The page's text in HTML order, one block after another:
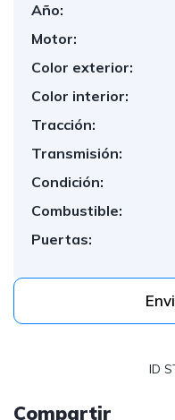
Año:
Motor:
Color exterior:
Color interior:
Tracción:
Transmisión:
Condición:
Combustible:
Puertas:
ID
Compartir